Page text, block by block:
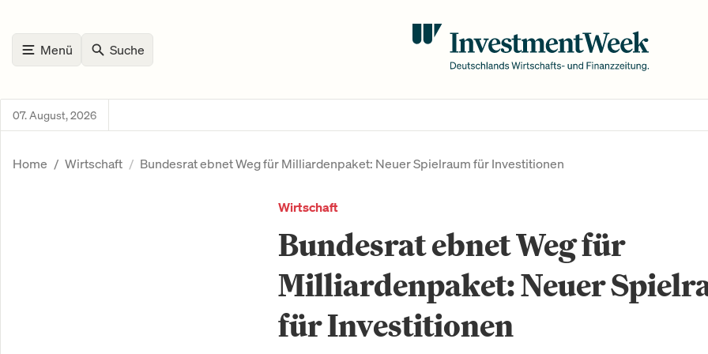
Menü Suche
07. August, 2026
Home Wirtschaft Bundesrat ebnet Weg für Milliardenpaket: Neuer Spielraum für Investitionen
Wirtschaft
Bundesrat ebnet Weg für
Milliardenpaket: Neuer
für Investitionen